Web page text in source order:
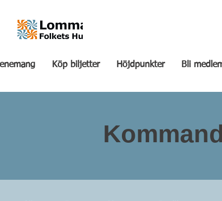
Köp biljetter Höjdpunkter Bli